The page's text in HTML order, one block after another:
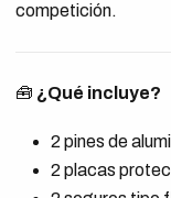
competición.
🧰 ¿Qué incluye?
2 pines de
2 placas